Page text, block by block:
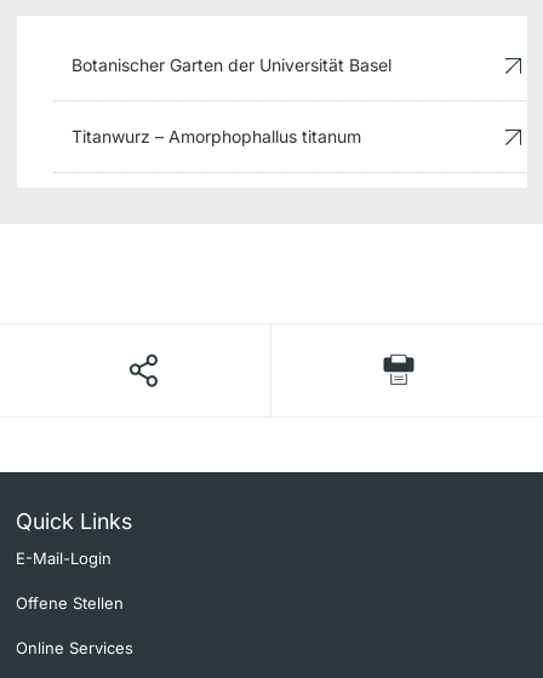
Botanischer Garten der Universität Basel
Titanwurz – Amorphophallus titanum
Quick Links
E-Mail-Login
Offene Stellen
Online Services